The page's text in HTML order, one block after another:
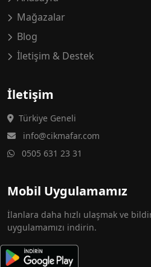
Mağazalar
Blog
İletişim & Destek
İletişim
Türkiye Geneli
info@cikmafar.com
0505 631 23 31
Mobil Uygulamamız
İlanlara daha hızlı ulaşmak ve
uygulamamızı indirin.